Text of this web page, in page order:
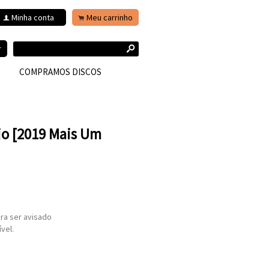
f Minha conta . Meu carrinho
s
COMPRAMOS DISCOS
[2019 Mais Um
ser avisado